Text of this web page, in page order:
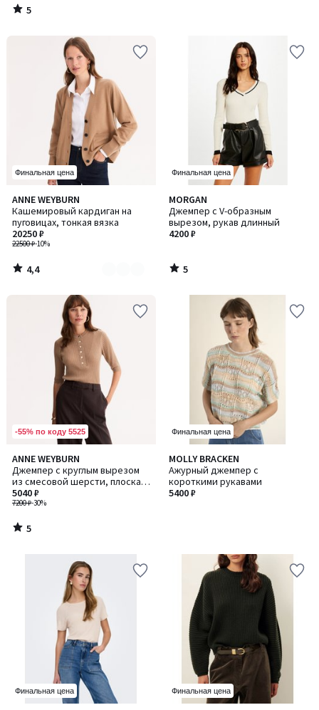
5
/
Финальная цена
ANNE WEYBURN
Кашемировый кардиган на
пуговицах, тонкая вязка
22500 ₽-10%
20250 ₽
4,4
/ 5
Количество
цветов:
2
4,4
/
Финальная цена
MORGAN
Джемпер с V-образным
вырезом, рукав длинный
4200 ₽
5
/
5
5
/
-55% по коду 5525
ANNE WEYBURN
Джемпер с круглым вырезом
из смесовой шерсти, плоская
резинка
7200 ₽-30%
5040 ₽
5
/
5
5
/
Финальная цена
MOLLY BRACKEN
Ажурный джемпер с
короткими рукавами
5400 ₽
Финальная цена Финальная цена